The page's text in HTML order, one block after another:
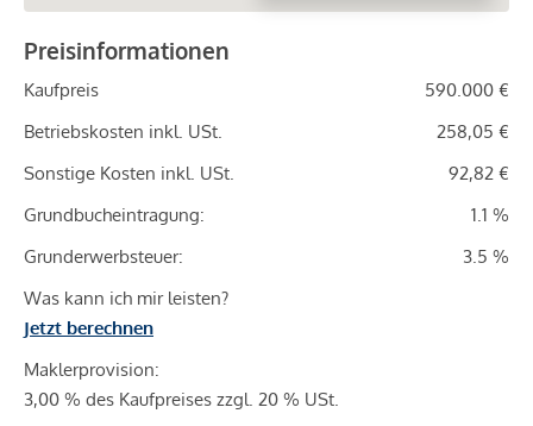
Preisinformationen
Kaufpreis
590.000 €
Betriebskosten inkl. USt.
258,05 €
Sonstige Kosten inkl. USt.
92,82 €
Grundbucheintragung:
1.1 %
Grunderwerbsteuer:
3.5 %
Was kann ich mir leisten?
Jetzt berechnen
Maklerprovision:
3,00 % des Kaufpreises zzgl. 20 % USt.